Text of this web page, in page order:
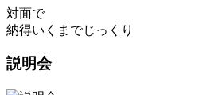
対面で
納得いくまでじっくり
説明会